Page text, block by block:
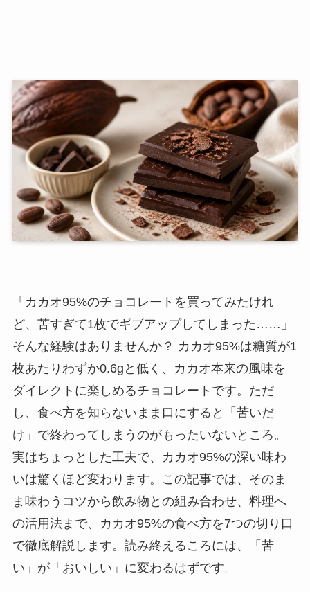
「カカオ95%のチョコレートを買ってみたけれ
ど、苦すぎて1枚でギブアップしてしまった……」
そんな経験はありませんか？ カカオ95%は糖質が1
枚あたりわずか0.6gと低く、カカオ本来の風味を
ダイレクトに楽しめるチョコレートです。ただ
し、食べ方を知らないまま口にすると「苦いだ
け」で終わってしまうのがもったいないところ。
実はちょっとした工夫で、カカオ95%の深い味わ
いは驚くほど変わります。この記事では、そのま
ま味わうコツから飲み物との組み合わせ、料理へ
の活用法まで、カカオ95%の食べ方を7つの切り口
で徹底解説します。読み終えるころには、「苦
い」が「おいしい」に変わるはずです。